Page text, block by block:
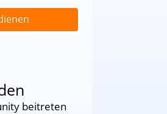
beitreten